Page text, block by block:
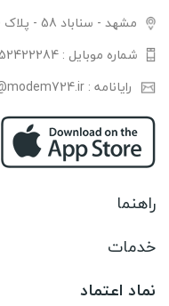
مشهد - سناباد 58 - پلاک 80 - طبقه 2
شماره موبایل : 09352422284 - 09352422284
رایانامه : info@modem724.ir
راهنما
خدمات
نماد اعتماد